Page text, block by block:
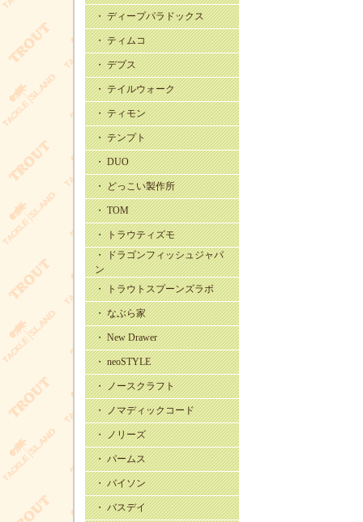
・ ディープパラドックス
・ ティムコ
・ デプス
・ テイルウォーク
・ ティモン
・ テンプト
・ DUO
・ どっこい製作所
・ TOM
・ トラウティズモ
・ ドラゴンフィッシュジャパ
ン
・ トラウトスプーンズラボ
・ なぶら家
・ New Drawer
・ neoSTYLE
・ ノースクラフト
・ ノマディックコード
・ ノリーズ
・ パームス
・ バイソン
・ バスデイ